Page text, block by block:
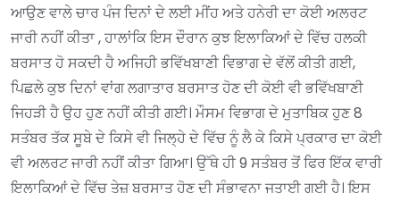
ਆਉਣ ਵਾਲੇ ਚਾਰ ਪੰਜ ਦਿਨਾਂ ਦੇ ਲਈ ਮੀਂਹ ਅਤੇ ਹਨੇਰੀ ਦਾ ਕੋਈ ਅਲਰਟ
ਜਾਰੀ ਨਹੀਂ ਕੀਤਾ , ਹਾਲਾਂਕਿ ਇਸ ਦੌਰਾਨ ਕੁਝ ਇਲਾਕਿਆਂ ਦੇ ਵਿੱਚ ਹਲਕੀ
ਬਰਸਾਤ ਹੋ ਸਕਦੀ ਹੈ ਅਜਿਹੀ ਭਵਿੱਖਬਾਣੀ ਵਿਭਾਗ ਦੇ ਵੱਲੋਂ ਕੀਤੀ ਗਈ,
ਪਿਛਲੇ ਕੁਝ ਦਿਨਾਂ ਵਾਂਗ ਲਗਾਤਾਰ ਬਰਸਾਤ ਹੋਣ ਦੀ ਕੋਈ ਵੀ ਭਵਿੱਖਬਾਣੀ
ਜਿਹੜੀ ਹੈ ਉਹ ਹੁਣ ਨਹੀਂ ਕੀਤੀ ਗਈ। ਮੌਸਮ ਵਿਭਾਗ ਦੇ ਮੁਤਾਬਿਕ ਹੁਣ 8
ਸਤੰਬਰ ਤੱਕ ਸੂਬੇ ਦੇ ਕਿਸੇ ਵੀ ਜਿਲ੍ਹੇ ਦੇ ਵਿੱਚ ਨੂੰ ਲੈ ਕੇ ਕਿਸੇ ਪ੍ਰਕਾਰ ਦਾ ਕੋਈ
ਵੀ ਅਲਰਟ ਜਾਰੀ ਨਹੀਂ ਕੀਤਾ ਗਿਆ। ਉੱਥੇ ਹੀ 9 ਸਤੰਬਰ ਤੋਂ ਫਿਰ ਇੱਕ ਵਾਰੀ
ਇਲਾਕਿਆਂ ਦੇ ਵਿੱਚ ਤੇਜ਼ ਬਰਸਾਤ ਹੋਣ ਦੀ ਸੰਭਾਵਨਾ ਜਤਾਈ ਗਈ ਹੈ। ਇਸ